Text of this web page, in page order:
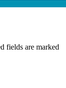
fields are marked